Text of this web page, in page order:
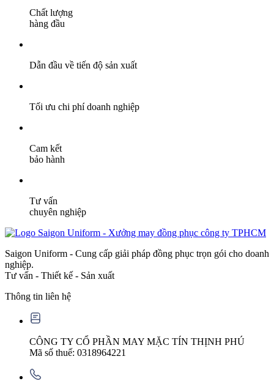
Chất lượng
hàng đầu
Dẫn đầu về tiến độ sản xuất
Tối ưu chi phí doanh nghiệp
Cam kết
bảo hành
Tư vấn
chuyên nghiệp
Saigon Uniform - Cung cấp giải pháp đồng phục trọn gói cho doanh
nghiệp.
Tư vấn - Thiết kế - Sản xuất
Thông tin liên hệ
CÔNG TY CỔ PHẦN MAY MẶC TÍN THỊNH PHÚ
Mã số thuế: 0318964221